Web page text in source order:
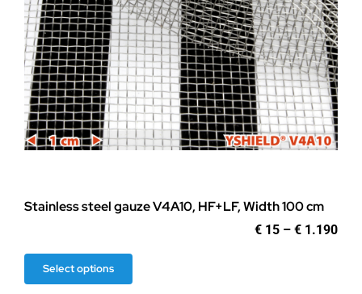
Stainless steel gauze V4A10, HF+LF, Width 100 cm
€ 15 – € 1.190
Select options
product